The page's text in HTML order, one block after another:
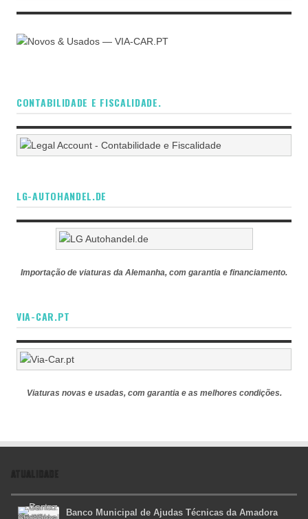
CONTABILIDADE E FISCALIDADE.
LG-AUTOHANDEL.DE
Importação de viaturas da Alemanha, com garantia e financiamento.
VIA-CAR.PT
Viaturas novas e usadas, com garantia e as melhores condições.
ATUALIDADE
Banco Municipal de Ajudas Técnicas da Amadora